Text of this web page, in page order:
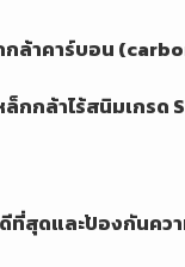
กล้าคาร์บอน
กล้าไร้สนิมเกรด
ที่สุดและป้องกันคว